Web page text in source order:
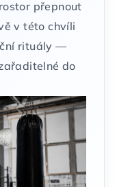
přepnout
v této chvíli
rituály —
do